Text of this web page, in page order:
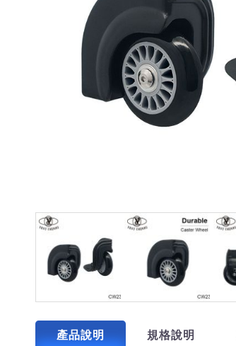
產品說明 規格說明